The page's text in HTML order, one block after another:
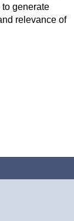
generate
relevance of